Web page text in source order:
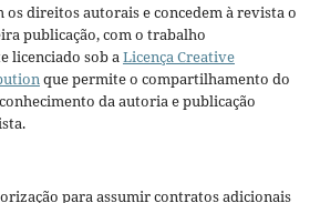
os direitos autorais e concedem à revista o
publicação, com o trabalho
licenciado sob a Licença Creative
que permite o compartilhamento do
da autoria e publicação
para assumir contratos adicionais